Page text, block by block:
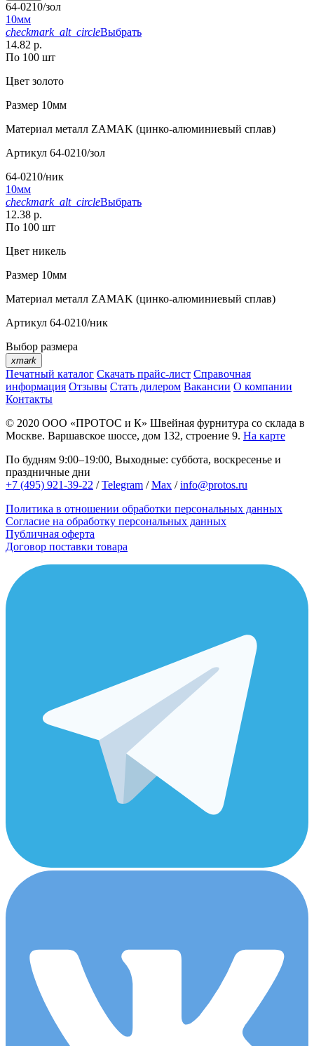
64-0210/зол
10мм
checkmark_alt_circleВыбрать
14.82 р.
По 100 шт
Цвет золото
Размер 10мм
Материал металл ZAMAK (цинко-алюминиевый сплав)
Артикул 64-0210/зол
64-0210/ник
10мм
checkmark_alt_circleВыбрать
12.38 р.
По 100 шт
Цвет никель
Размер 10мм
Материал металл ZAMAK (цинко-алюминиевый сплав)
Артикул 64-0210/ник
Выбор размера
xmark
Печатный каталог Скачать прайс-лист Справочная
информация Отзывы Стать дилером Вакансии О компании
Контакты
© 2020 ООО «ПРОТОС и К» Швейная фурнитура со склада в
Москве. Варшавское шоссе, дом 132, строение 9. На карте
По будням 9:00–19:00, Выходные: суббота, воскресенье и
праздничные дни
+7 (495) 921-39-22 /Telegram /Max /info@protos.ru
Политика в отношении обработки персональных данных
Согласие на обработку персональных данных
Публичная оферта
Договор поставки товара